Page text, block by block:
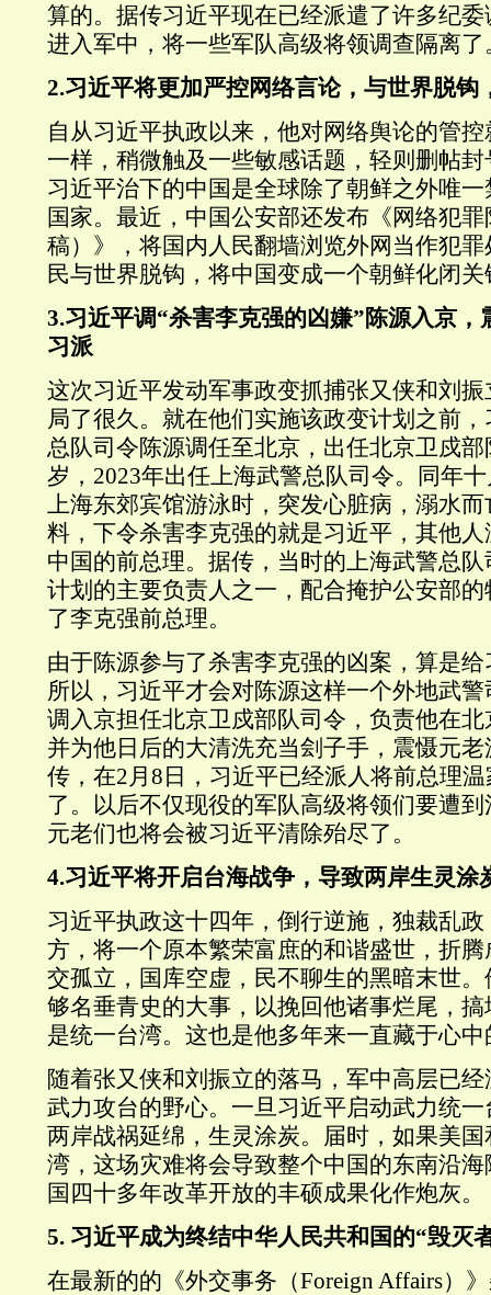
算的。据传习近平现在已经派遣了许多纪
进入军中，将一些军队高级将领调查隔离了
2.习近平将更加严控网络言论，与世界脱钩
自从习近平执政以来，他对网络舆论的管
一样，稍微触及一些敏感话题，轻则删帖
习近平治下的中国是全球除了朝鲜之外唯
国家。最近，中国公安部还发布《网络犯
稿）》，将国内人民翻墙浏览外网当作犯
民与世界脱钩，将中国变成一个朝鲜化闭
3.习近平调“杀害李克强的凶嫌”陈源入京，
习派
这次习近平发动军事政变抓捕张又侠和刘
局了很久。就在他们实施该政变计划之前
总队司令陈源调任至北京，出任北京卫戍
岁， 2023年出任上海武警总队司令。同年
上海东郊宾馆游泳时，突发心脏病，溺水
料，下令杀害李克强的就是习近平，其他
中国的前总理。据传，当时的上海武警总
计划的主要负责人之一，配合掩护公安部
了李克强前总理。
由于陈源参与了杀害李克强的凶案，算是
所以，习近平才会对陈源这样一个外地武
调入京担任北京卫戍部队司令，负责他在
并为他日后的大清洗充当刽子手，震慑元
传，在2月 8 日，习近平已经派人将前总理
了。以后不仅现役的军队高级将领们要遭
元老们也将会被习近平清除殆尽了。
4.习近平将开启台海战争，导致两岸生灵涂
习近平执政这十四年，倒行逆施，独裁乱
方，将一个原本繁荣富庶的和谐盛世，折
交孤立，国库空虚，民不聊生的黑暗末世
够名垂青史的大事，以挽回他诸事烂尾，
是统一台湾。这也是他多年来一直藏于心
随着张又侠和刘振立的落马，军中高层已
武力攻台的野心。一旦习近平启动武力统
两岸战祸延绵，生灵涂炭。届时，如果美
湾，这场灾难将会导致整个中国的东南沿
国四十多年改革开放的丰硕成果化作炮灰。
5. 习近平成为终结中华人民共和国的“毁灭
在最新的的《外交事务（Foreign Affairs）